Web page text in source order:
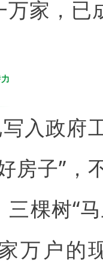
家，已
写入政
房子”
棵树“
万户的